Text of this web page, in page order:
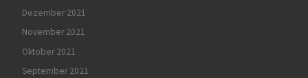
Dezember 2021
November 2021
Oktober 2021
September 2021